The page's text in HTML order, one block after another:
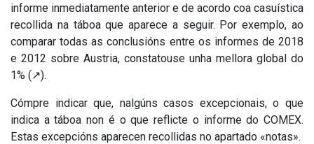
informe inmediatamente anterior e de acordo coa casuística
recollida na táboa que aparece a seguir. Por exemplo, ao
comparar todas as conclusións entre os informes de 2018
e 2012 sobre Austria, constatouse unha mellora global do
1% (↗).
Cómpre indicar que, nalgúns casos excepcionais, o que
indica a táboa non é o que reflicte o informe do COMEX.
Estas excepcións aparecen recollidas no apartado «notas».